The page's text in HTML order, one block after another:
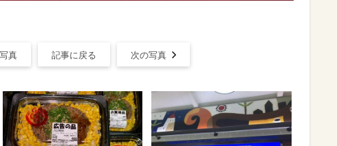
真 記事に戻る 次の写真